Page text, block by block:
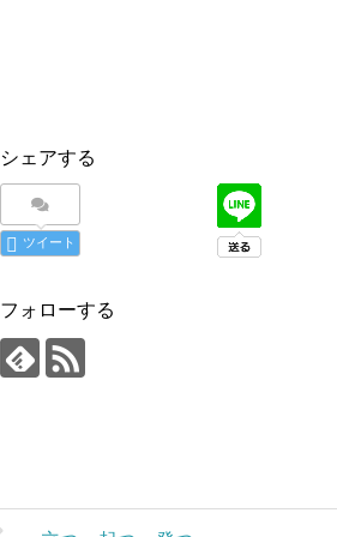
シェアする
ツイート
フォローする